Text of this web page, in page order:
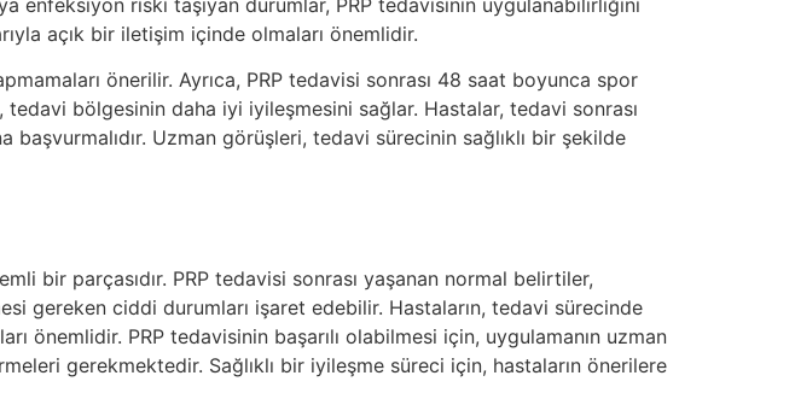
açık bir iletişim içinde olmaları önemlidir.
önerilir. Ayrıca, PRP tedavisi sonrası 48 saat boyunca spor
tedavi bölgesinin daha iyi iyileşmesini sağlar. Hastalar, tedavi sonrası
Uzman görüşleri, tedavi sürecinin sağlıklı bir şekilde
bir parçasıdır. PRP tedavisi sonrası yaşanan normal belirtiler,
gereken ciddi durumları işaret edebilir. Hastaların, tedavi sürecinde
önemlidir. PRP tedavisinin başarılı olabilmesi için, uygulamanın uzman
gerekmektedir. Sağlıklı bir iyileşme süreci için, hastaların önerilere